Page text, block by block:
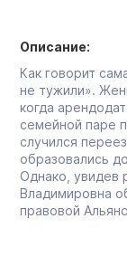
Описание:
Как говорит
не тужили».
когда
семейной паре
случился
образовались
Однако, увидев
Владимировна
правовой